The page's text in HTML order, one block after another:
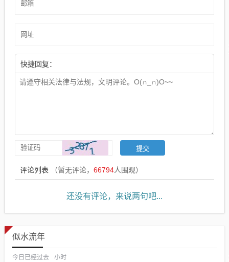
快捷回复：
评论列表 （暂无评论， 66794人围观）
还没有评论，来说两句吧...
似水流年
今日已经过去 小时